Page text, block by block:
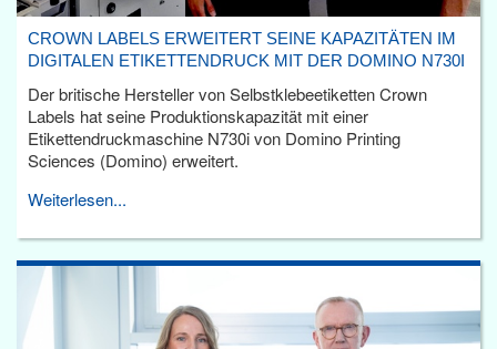
CROWN LABELS ERWEITERT SEINE KAPAZITÄTEN IM
DIGITALEN ETIKETTENDRUCK MIT DER DOMINO N730I
Der britische Hersteller von Selbstklebeetiketten Crown
Labels hat seine Produktionskapazität mit einer
Etikettendruckmaschine N730i von Domino Printing
Sciences (Domino) erweitert.
Weiterlesen...